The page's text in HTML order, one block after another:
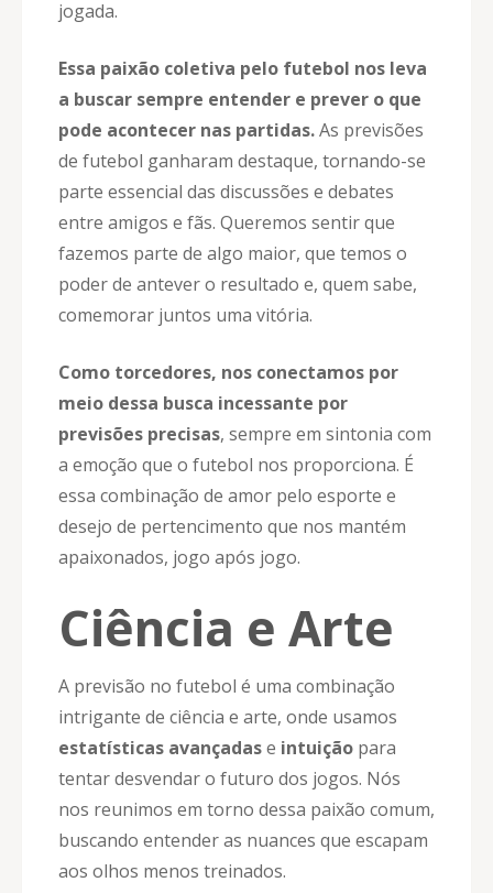
jogada.
Essa paixão coletiva pelo futebol nos leva
a buscar sempre entender e prever o que
pode acontecer nas partidas.As previsões
de futebol ganharam destaque, tornando-se
parte essencial das discussões e debates
entre amigos e fãs. Queremos sentir que
fazemos parte de algo maior, que temos o
poder de antever o resultado e, quem sabe,
comemorar juntos uma vitória.
Como torcedores, nos conectamos por
meio dessa busca incessante por
previsões precisas, sempre em sintonia com
a emoção que o futebol nos proporciona. É
essa combinação de amor pelo esporte e
desejo de pertencimento que nos mantém
apaixonados, jogo após jogo.
Ciência e Arte
A previsão no futebol é uma combinação
intrigante de ciência e arte, onde usamos
estatísticas avançadase intuição para
tentar desvendar o futuro dos jogos. Nós
nos reunimos em torno dessa paixão comum,
buscando entender as nuances que escapam
aos olhos menos treinados.